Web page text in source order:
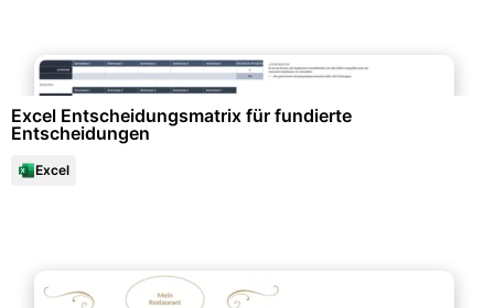
Excel Entscheidungsmatrix für fundierte
Entscheidungen
Excel